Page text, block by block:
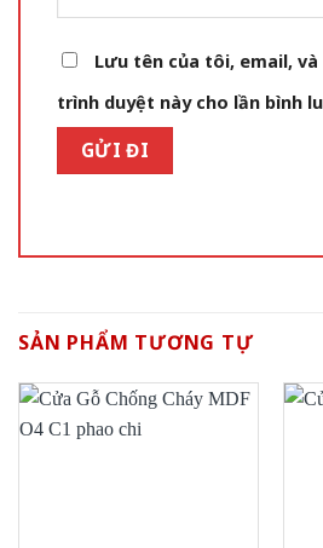
Lưu tên của tôi, email,
trình duyệt này cho lần bình
SẢN PHẨM TƯƠNG TỰ